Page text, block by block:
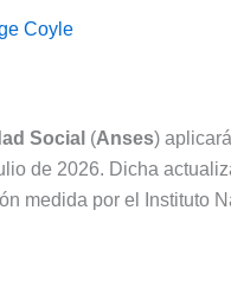
Coyle
Social (Anses)
de 2026. Dicha
medida por el Instituto